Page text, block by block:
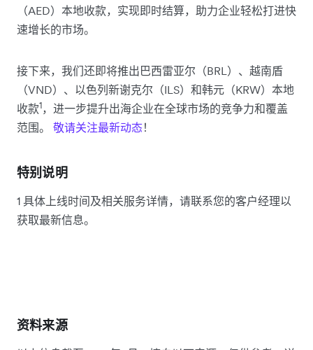
（AED）本地收款，实现即时结算，助力企业轻松打进快
速增长的市场。
接下来，我们还即将推出巴西雷亚尔（BRL）、越南盾
（VND）、以色列新谢克尔（ILS）和韩元（KRW）本地
收款1，进一步提升出海企业在全球市场的竞争力和覆盖
范围。 敬请关注最新动态！
特别说明
1 具体上线时间及相关服务详情，请联系您的客户经理以
获取最新信息。
资料来源